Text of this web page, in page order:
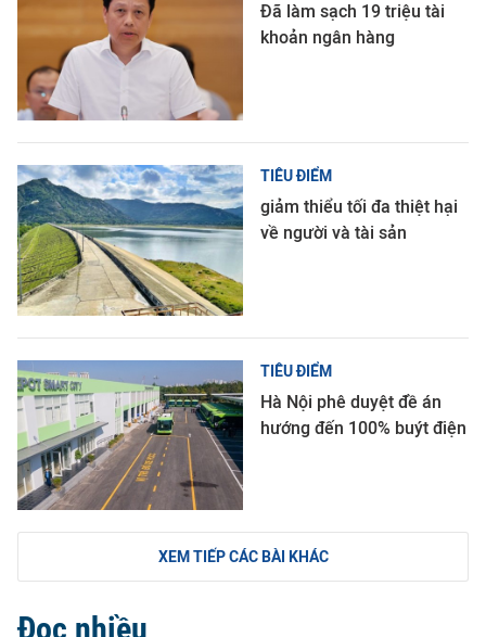
Đã làm sạch 19 triệu tài
khoản ngân hàng
TIÊU ĐIỂM
giảm thiểu tối đa thiệt hại
về người và tài sản
TIÊU ĐIỂM
Hà Nội phê duyệt đề án
hướng đến 100% buýt điện
XEM TIẾP CÁC BÀI KHÁC
Đọc nhiều